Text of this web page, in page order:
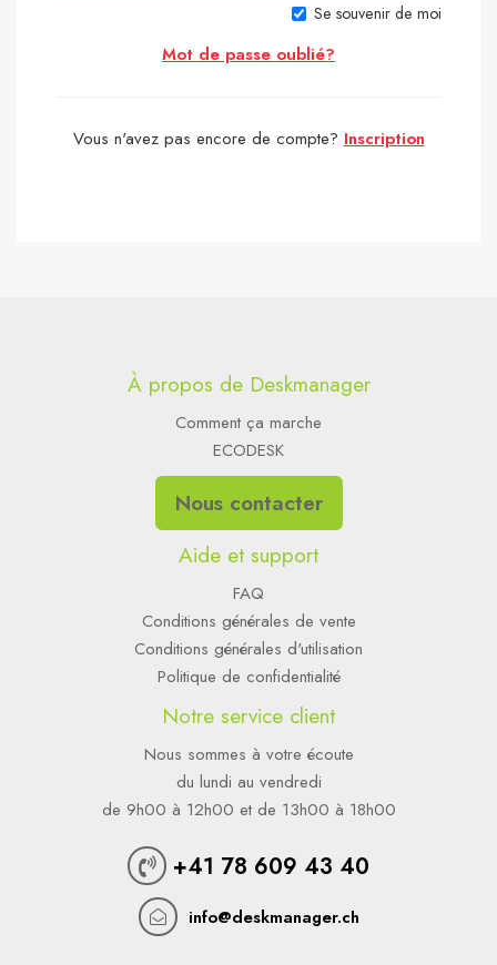
Se souvenir de moi
Mot de passe oublié?
Vous n'avez pas encore de compte? Inscription
À propos de Deskmanager
Comment ça marche
ECODESK
Nous contacter
Aide et support
FAQ
Conditions générales de vente
Conditions générales d'utilisation
Politique de confidentialité
Notre service client
Nous sommes à votre écoute
du lundi au vendredi
de 9h00 à 12h00 et de 13h00 à 18h00
+41 78 609 43 40
info@deskmanager.ch